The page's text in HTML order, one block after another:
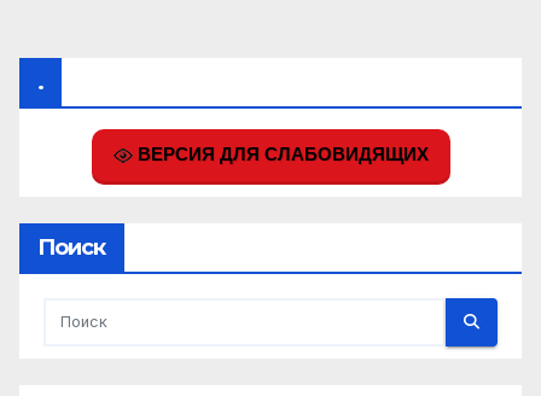
.
ВЕРСИЯ ДЛЯ СЛАБОВИДЯЩИХ
Поиск